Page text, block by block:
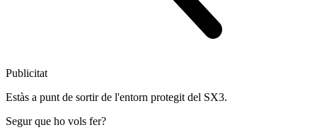
Publicitat
Estàs a punt de sortir de l'entorn protegit del SX3.
Segur que ho vols fer?